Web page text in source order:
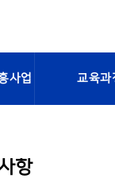
사업 교육과
항